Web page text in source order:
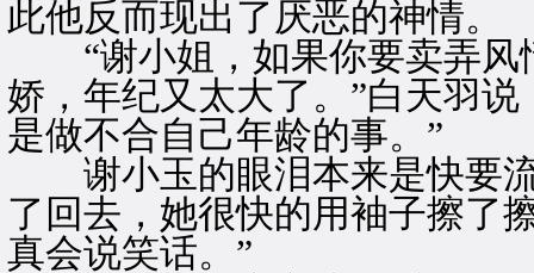
此他反而现出了厌恶的神情。
“谢小姐，如果你要卖弄风
娇，年纪又太大了。”白天羽
是做不合自己年龄的事。”
谢小玉的眼泪本来是快要流
了回去，她很快的用袖子擦了
真会说笑话。”